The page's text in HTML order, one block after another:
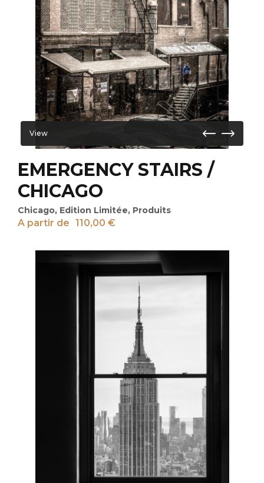
View
EMERGENCY STAIRS /
CHICAGO
Chicago, Edition Limitée, Produits
A partir de 110,00 €